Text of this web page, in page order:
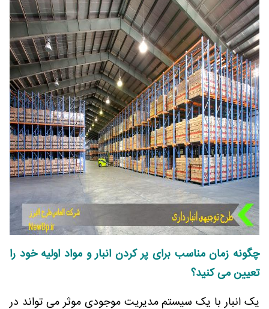
چگونه زمان مناسب برای پر کردن انبار و مواد اولیه خود را
تعیین می کنید؟
یک انبار با یک سیستم مدیریت موجودی موثر می تواند در